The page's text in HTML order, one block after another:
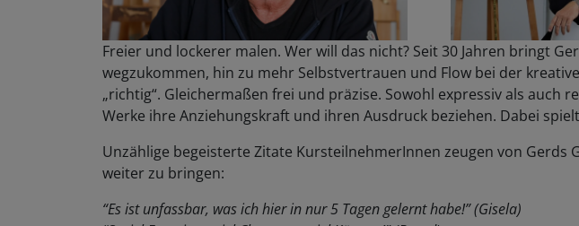
Freier und lockerer malen. Wer will das nicht? Seit 30 Jahren bringt
wegzukommen, hin zu mehr Selbstvertrauen und Flow bei der
„richtig“. Gleichermaßen frei und präzise. Sowohl expressiv als auch
Werke ihre Anziehungskraft und ihren Ausdruck beziehen. Dabei
Unzählige begeisterte Zitate KursteilnehmerInnen zeugen von
weiter zu bringen:
“Es ist unfassbar, was ich hier in nur 5 Tagen gelernt habe!” (Gisela)